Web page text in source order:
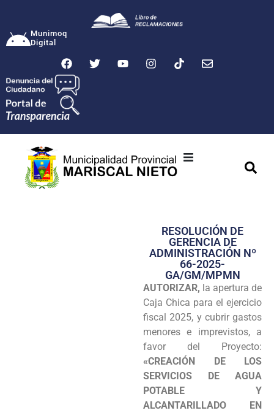
Munimoq
Digital
Transparencia
Seguridad
Programas
Intranet
RESOLUCIÓN DE
GERENCIA DE
ADMINISTRACIÓN Nº
66-2025-
GA/GM/MPMN
AUTORIZAR, la apertura de
Caja Chica para el ejercicio
fiscal 2025, y cubrir gastos
menores e imprevistos, a
favor del Proyecto:
«CREACIÓN DE LOS
SERVICIOS DE AGUA
POTABLE Y
ALCANTARILLADO EN